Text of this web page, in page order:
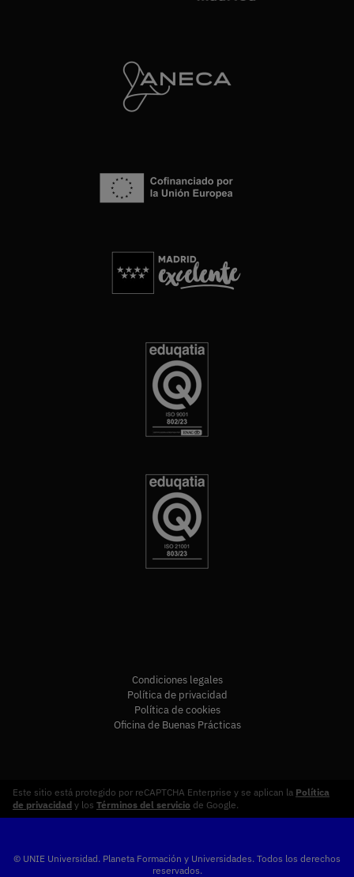
Condiciones legales
Política de privacidad
Política de cookies
Oficina de Buenas Prácticas
Este sitio está protegido por reCAPTCHA Enterprise y se aplican la Política
de privacidad y los Términos del servicio de Google.
© UNIE Universidad. Planeta Formación y Universidades. Todos los derechos
reservados.